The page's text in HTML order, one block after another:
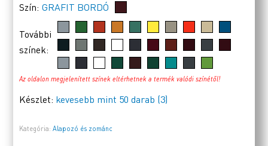
Szín: GRAFIT BORDÓ
További
színek:
Az oldalon megjelenített színek eltérhetnek a termék valódi színétől!
Készlet: kevesebb mint 50 darab (3)
Kategória:Alapozó és zománc